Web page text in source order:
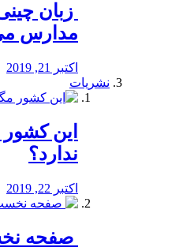
زبان
مدارس
اکتبر 21, 2019
نشریات
این
ندارد؟
اکتبر 22, 2019
صفحه